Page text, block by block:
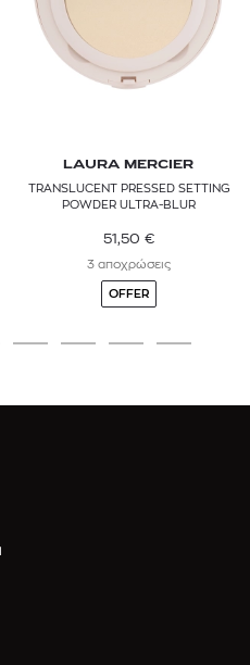
LAURA MERCIER
TRANSLUCENT PRESSED SETTING
POWDER ULTRA-BLUR
51,50 €
3 αποχρώσεις
OFFER